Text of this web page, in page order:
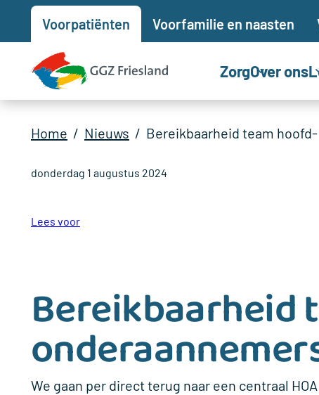
Voorpatiënten Voorfamilie en naasten
ZorgOver ons
Home Nieuws Bereikbaarheid team
donderdag 1 augustus 2024
Lees voor
Bereikbaarheid
We gaan per direct terug naar een centraal